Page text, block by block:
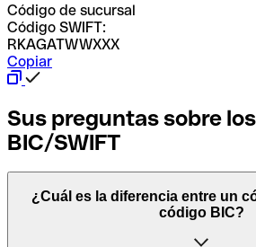
Código de sucursal
Código SWIFT:
RKAGATWWXXX
Copiar
Sus preguntas sobre
BIC/SWIFT
¿Cuál es la diferencia entre un
código BIC?